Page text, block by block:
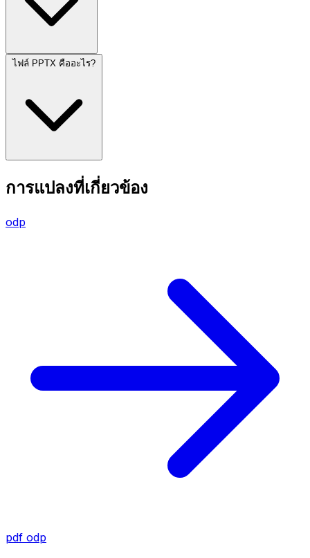
ไฟล์ PPTX คืออะไร?
การแปลงที่เกี่ยวข้อง
odp
pdf odp